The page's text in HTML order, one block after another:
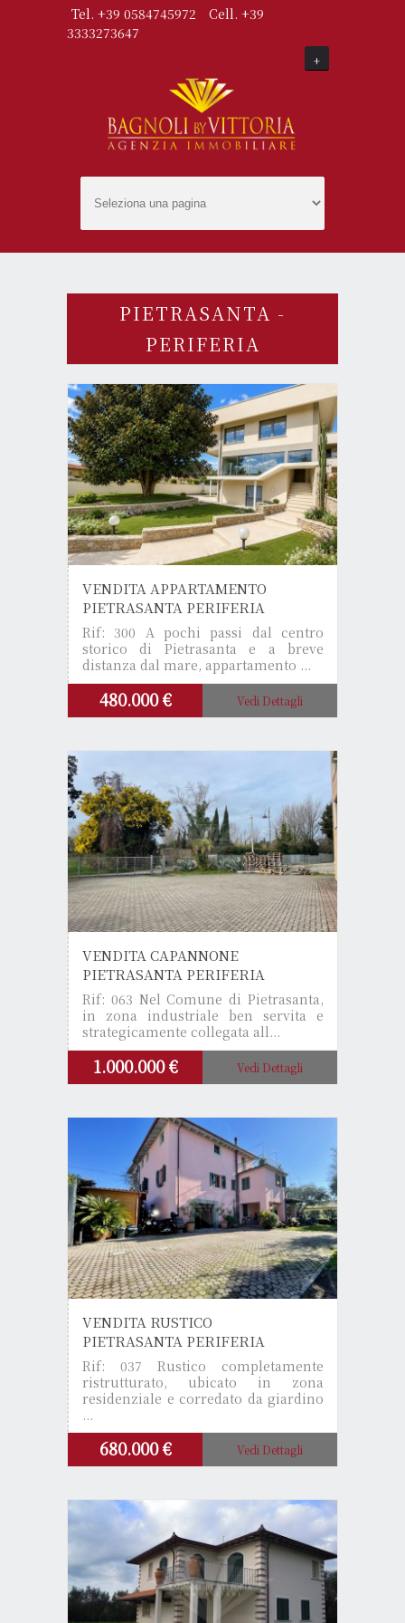
Tel. +39 0584745972
Cell. +39
3333273647
+
PIETRASANTA -
PERIFERIA
VENDITA APPARTAMENTO
PIETRASANTA PERIFERIA
Rif: 300 A pochi passi dal centro
storico di Pietrasanta e a breve
distanza dal mare, appartamento ...
480.000 € Vedi Dettagli
VENDITA CAPANNONE
PIETRASANTA PERIFERIA
Rif: 063 Nel Comune di Pietrasanta,
in zona industriale ben servita e
strategicamente collegata all...
1.000.000 € Vedi Dettagli
VENDITA RUSTICO
PIETRASANTA PERIFERIA
Rif: 037 Rustico completamente
ristrutturato, ubicato in zona
residenziale e corredato da giardino
...
680.000 € Vedi Dettagli